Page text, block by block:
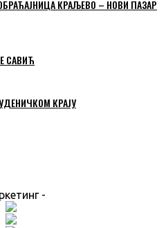
КРАЉЕВО – НОВИ ПАЗАР
САВИЋ
КРАЈУ
-